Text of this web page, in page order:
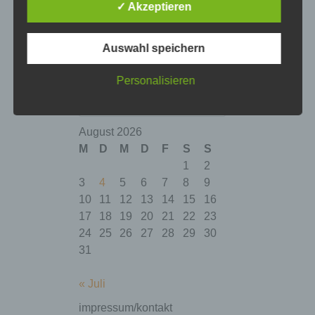
August 2026
M
D M D F S
S
1
2
3
4 5 6 7 8
9
10
11 12 13 14 15
16
17
18 19 20 21 22
23
24
25 26 27 28 29
30
31
« Juli
impressum/kontakt
✓ Akzeptieren
Auswahl speichern
Personalisieren